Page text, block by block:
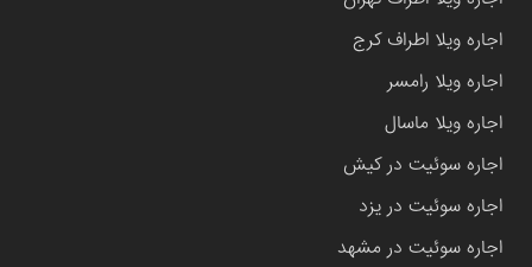
اجاره ویلا اطراف کرج
اجاره ویلا رامسر
اجاره ویلا ماسال
اجاره سوئیت در کیش
اجاره سوئیت در یزد
اجاره سوئیت در مشهد